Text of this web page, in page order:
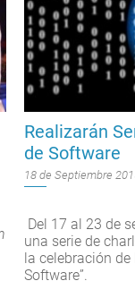
Realizarán
de Software
18 de Septiembre
Del 17 al 23 de
una serie de
la celebración de
Software”.